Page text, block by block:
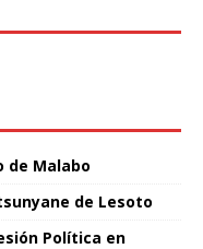
de Malabo
de Lesoto
Política en